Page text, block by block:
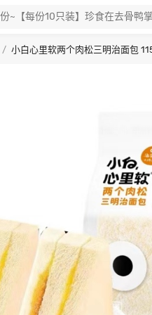
小白心里软两个肉松三明治面包